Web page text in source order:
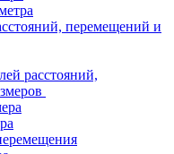
перемещений и
расстояний,